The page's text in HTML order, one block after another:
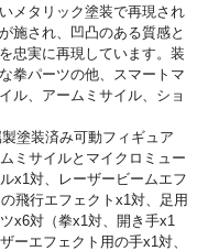
メタリック塗装で再現され
施され、凹凸のある質感と
忠実に再現しています。装
拳パーツの他、スマートマ
ル、アームミサイル、ショ
塗装済み可動フィギュア
ミサイルとマイクロミュー
x1対、レーザービームエフ
飛行エフェクトx1対、足用
x6対（拳x1対、開き手x1
ーエフェクト用の手x1対、